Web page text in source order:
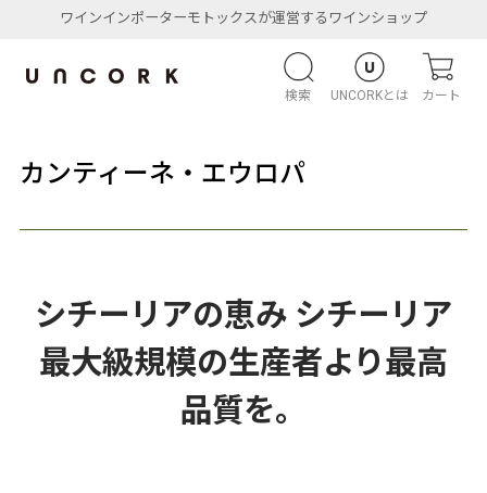
ワインインポーターモトックスが運営するワインショップ
検索 UNCORKとは カート
カンティーネ・エウロパ
シチーリアの恵み シチーリア
最大級規模の生産者より最高
品質を。